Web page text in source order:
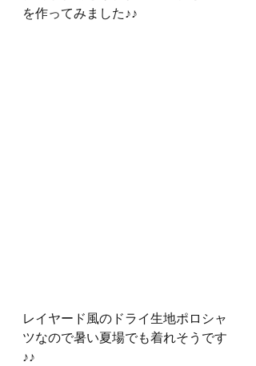
を作ってみました♪♪
レイヤード風のドライ生地ポロシャ
ツなので暑い夏場でも着れそうです
♪♪